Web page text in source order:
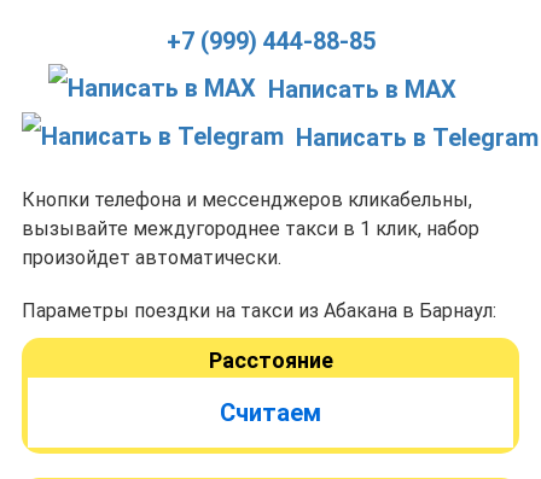
+7 (999) 444-88-85
Написать в MAX
Написать в Telegram
Кнопки телефона и мессенджеров кликабельны,
вызывайте междугороднее такси в 1 клик, набор
произойдет автоматически.
Параметры поездки на такси из Абакана в Барнаул:
Расстояние
Считаем